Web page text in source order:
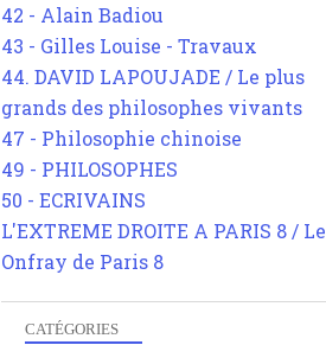
42 - Alain Badiou
43 - Gilles Louise - Travaux
44. DAVID LAPOUJADE / Le plus
grands des philosophes vivants
47 - Philosophie chinoise
49 - PHILOSOPHES
50 - ECRIVAINS
L'EXTREME DROITE A PARIS 8 / Le
Onfray de Paris 8
CATÉGORIES